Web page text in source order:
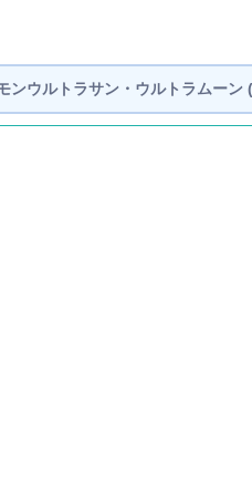
ンウルトラサン・ウルトラムーン